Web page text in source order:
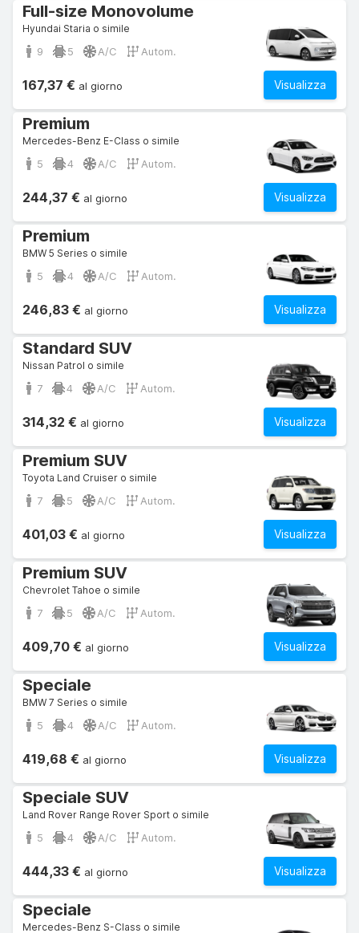
Full-size Monovolume
Hyundai Staria o simile
9 5 A/C Autom.
Visualizza
167,37 € al giorno
Premium
Mercedes-Benz E-Class o simile
5 4 A/C Autom.
Visualizza
244,37 € al giorno
Premium
BMW 5 Series o simile
5 4 A/C Autom.
Visualizza
246,83 € al giorno
Standard SUV
Nissan Patrol o simile
7 4 A/C Autom.
Visualizza
314,32 € al giorno
Premium SUV
Toyota Land Cruiser o simile
7 5 A/C Autom.
Visualizza
401,03 € al giorno
Premium SUV
Chevrolet Tahoe o simile
7 5 A/C Autom.
Visualizza
409,70 € al giorno
Speciale
BMW 7 Series o simile
5 4 A/C Autom.
Visualizza
419,68 € al giorno
Speciale SUV
Land Rover Range Rover Sport o simile
5 4 A/C Autom.
Visualizza
444,33 € al giorno
Speciale
Mercedes-Benz S-Class o simile